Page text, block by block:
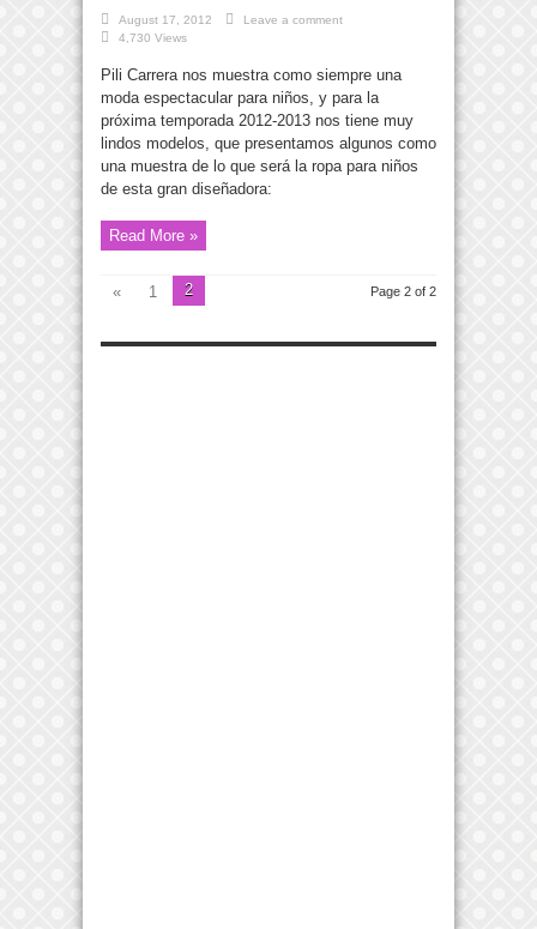
August 17, 2012
Leave a comment
4,730 Views
Pili Carrera nos muestra como siempre una
moda espectacular para niños, y para la
próxima temporada 2012-2013 nos tiene muy
lindos modelos, que presentamos algunos como
una muestra de lo que será la ropa para niños
de esta gran diseñadora:
Read More »
Page 2 of 2
« 1 2